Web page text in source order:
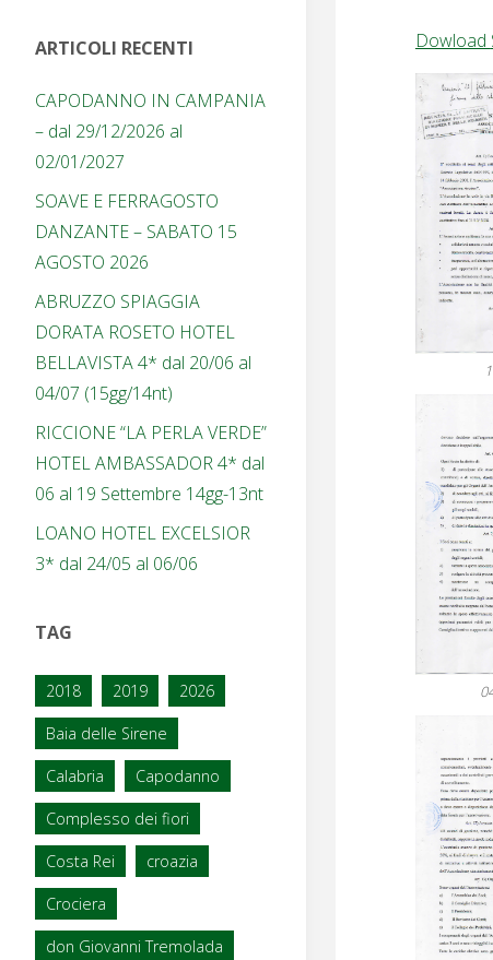
Dowload
ARTICOLI RECENTI
CAPODANNO IN CAMPANIA
– dal 29/12/2026 al
02/01/2027
SOAVE E FERRAGOSTO
DANZANTE – SABATO 15
AGOSTO 2026
ABRUZZO SPIAGGIA
DORATA ROSETO HOTEL
BELLAVISTA 4* dal 20/06 al
04/07 (15gg/14nt)
RICCIONE “LA PERLA VERDE”
HOTEL AMBASSADOR 4* dal
06 al 19 Settembre 14gg-13nt
LOANO HOTEL EXCELSIOR
3* dal 24/05 al 06/06
TAG
2018 2019 2026
Baia delle Sirene
Calabria Capodanno
Complesso dei fiori
Costa Rei croazia
Crociera
don Giovanni Tremolada